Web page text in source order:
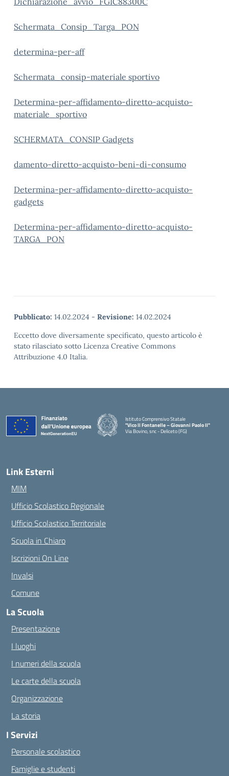
Schermata_Consip_Targa_PON
determina-per-aff
Schermata_consip-materiale sportivo
Determina-per-affidamento-diretto-acquisto-
materiale_sportivo
SCHERMATA_CONSIP Gadgets
damento-diretto-acquisto-beni-di-consumo
Determina-per-affidamento-diretto-acquisto-
gadgets
Determina-per-affidamento-diretto-acquisto-
TARGA_PON
Pubblicato: 14.02.2024 - Revisione: 14.02.2024
Eccetto dove diversamente specificato, questo articolo è
stato rilasciato sotto Licenza Creative Commons
Attribuzione 4.0 Italia.
Istituto Comprensivo Statale
"Vico II Fontanelle – Giovanni Paolo II"
Via Bovino, snc - Deliceto (FG)
Link Esterni
MIM
Ufficio Scolastico Regionale
Ufficio Scolastico Territoriale
Scuola in Chiaro
Iscrizioni On Line
Invalsi
Comune
La Scuola
Presentazione
I luoghi
I numeri della scuola
Le carte della scuola
Organizzazione
La storia
I Servizi
Personale scolastico
Famiglie e studenti